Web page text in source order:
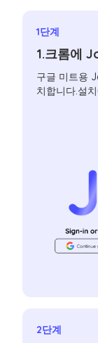
1단계
1.크롬에
구글 미트용
치합니다.설
2단계